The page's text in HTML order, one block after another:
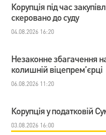
Корупція під час
скеровано до суду
04.08.2026 16:20
Незаконне збагачення
колишній віцепрем’єрці
06.08.2026 11:20
Корупція у податковій
03.08.2026 16:00